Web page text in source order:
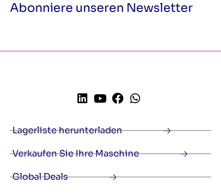
Abonniere unseren Newsletter
Lagerliste herunterladen
Verkaufen Sie Ihre Maschine
Global Deals